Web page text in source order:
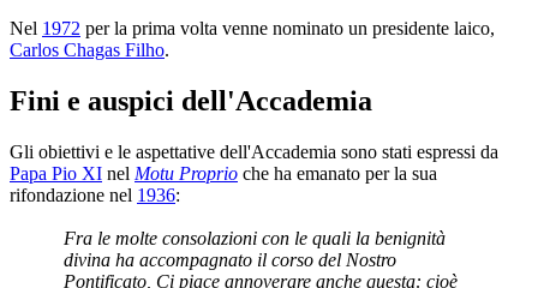
Nel 1972 per la prima volta venne nominato un presidente laico,
Carlos Chagas Filho.
Fini e auspici dell'Accademia
Gli obiettivi e le aspettative dell'Accademia sono stati espressi da
Papa Pio XI nel Motu Proprio che ha emanato per la sua
rifondazione nel 1936:
Fra le molte consolazioni con le quali la benignità
divina ha accompagnato il corso del Nostro
Pontificato, Ci piace annoverare anche questa: cioè